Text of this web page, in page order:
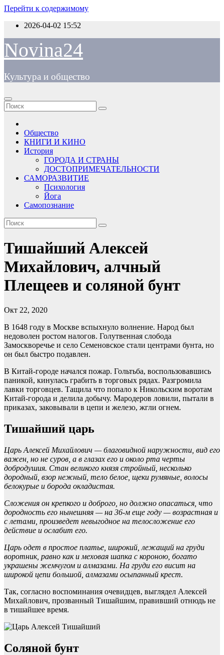
Перейти к содержимому
2026-04-02 15:52
Novina24
Культура и общество
Общество
КНИГИ И КИНО
История
ГОРОДА И СТРАНЫ
ДОСТОПРИМЕЧАТЕЛЬНОСТИ
САМОРАЗВИТИЕ
Психология
Йога
Самопознание
Тишайший Алексей
Михайлович, алчный
Плещеев и соляной бунт
Окт 22, 2020
В 1648 году в Москве вспыхнуло волнение. Народ был
недоволен ростом налогов. Голутвенная слобода
Замоскворечье и село Семеновское стали центрами бунта, но
он был быстро подавлен.
В Китай-городе начался пожар. Гольтьба, воспользовавшись
паникой, кинулась грабить в торговых рядах. Разгромила
лавки торговцев. Тащила что попало к Никольским воротам
Китай-города и делила добычу. Мародеров ловили, пытали в
приказах, заковывали в цепи и железо, жгли огнем.
Тишайший царь
Царь Алексей Михайлович — благовидной наружности, вид его
важен, но не суров, а в глазах его и около рта черты
добродушия. Стан великого князя стройный, несколько
дородный, взор нежный, тело белое, щеки румяные, волосы
белокурые и борода окладистая.
Сложения он крепкого и доброго, но должно опасаться, что
дородность его нынешняя — на 36-м еще году — возрастная и
с летами, произведет невыгодное на телосложение его
действие и ослабит его.
Царь одет в простое платье, широкий, лежащий на груди
воротник, равно как и меховая шапка с короною, богато
украшены жемчугом и алмазами. На груди его висит на
широкой цепи большой, алмазами осыпанный крест.
Так, согласно воспоминания очевидцев, выглядел Алексей
Михайлович, прозванный Тишайшим, правивший отнюдь не
в тишайшее время.
Cоляной бунт